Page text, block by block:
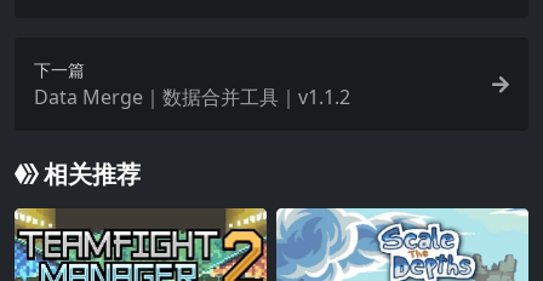
下一篇
Data Merge｜数据合并工具｜v1.1.2
相关推荐